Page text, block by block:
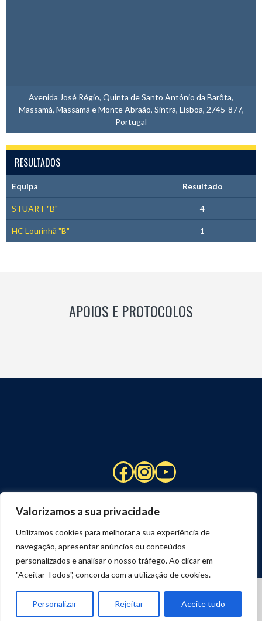
Valorizamos a sua privacidade
Utilizamos cookies para melhorar a sua experiência de
navegação, apresentar anúncios ou conteúdos
personalizados e analisar o nosso tráfego. Ao clicar em
"Aceitar Todos", concorda com a utilização de cookies.
Personalizar Rejeitar Aceite tudo
Avenida José Régio, Quinta de Santo António da Barôta,
Massamá, Massamá e Monte Abraão, Sintra, Lisboa, 2745-877,
Portugal
RESULTADOS
Equipa Resultado
STUART "B" 4
HC Lourinhã "B" 1
APOIOS E PROTOCOLOS
Facebook
Instagram
YouTube
DESENVOLVIDO POR
JOSEXAVIER.COM